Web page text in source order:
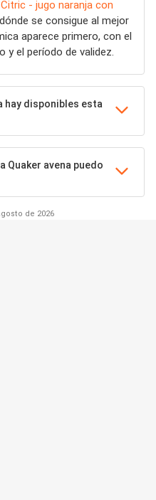
Citric - jugo naranja con
se consigue al mejor
aparece primero, con el
y el período de validez.
hay disponibles esta
Quaker avena puedo
de 2026